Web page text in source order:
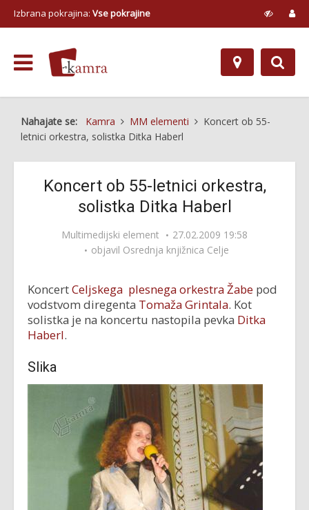
Izbrana pokrajina: Vse pokrajine
Nahajate se: Kamra MM elementi
Koncert ob 55-
letnici orkestra, solistka Ditka Haberl
Koncert ob 55-letnici orkestra,
solistka Ditka Haberl
Multimedijski element
27.02.2009 19:58
objavil Osrednja knjižnica Celje
KoncertCeljskega plesnega orkestra Žabe pod
vodstvom diregenta Tomaža Grintala. Kot
solistka je na koncertu nastopila pevka Ditka
Haberl.
Slika